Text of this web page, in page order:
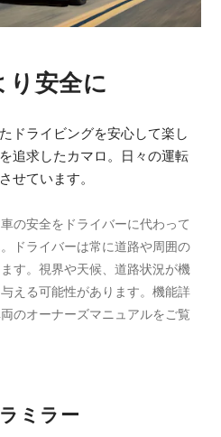
り安全に
ドライビングを安心して楽し
追求したカマロ。日々の運転
せています。
の安全をドライバーに代わって
ドライバーは常に道路や周囲の
す。視界や天候、道路状況が機
える可能性があります。機能詳
のオーナーズマニュアルをご覧
ミラー